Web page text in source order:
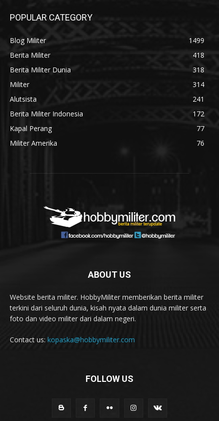
POPULAR CATEGORY
Blog Militer
1499
Berita Militer
418
Berita Militer Dunia
318
Militer
314
Alutsista
241
Berita Militer Indonesia
172
Kapal Perang
77
Militer Amerika
76
ABOUT US
Website berita militer. HobbyMiliter memberikan berita militer
terkini dari seluruh dunia, kisah nyata dalam dunia militer serta
foto dan video militer dari dalam negeri.
Contact us: kopaska@hobbymiliter.com
FOLLOW US